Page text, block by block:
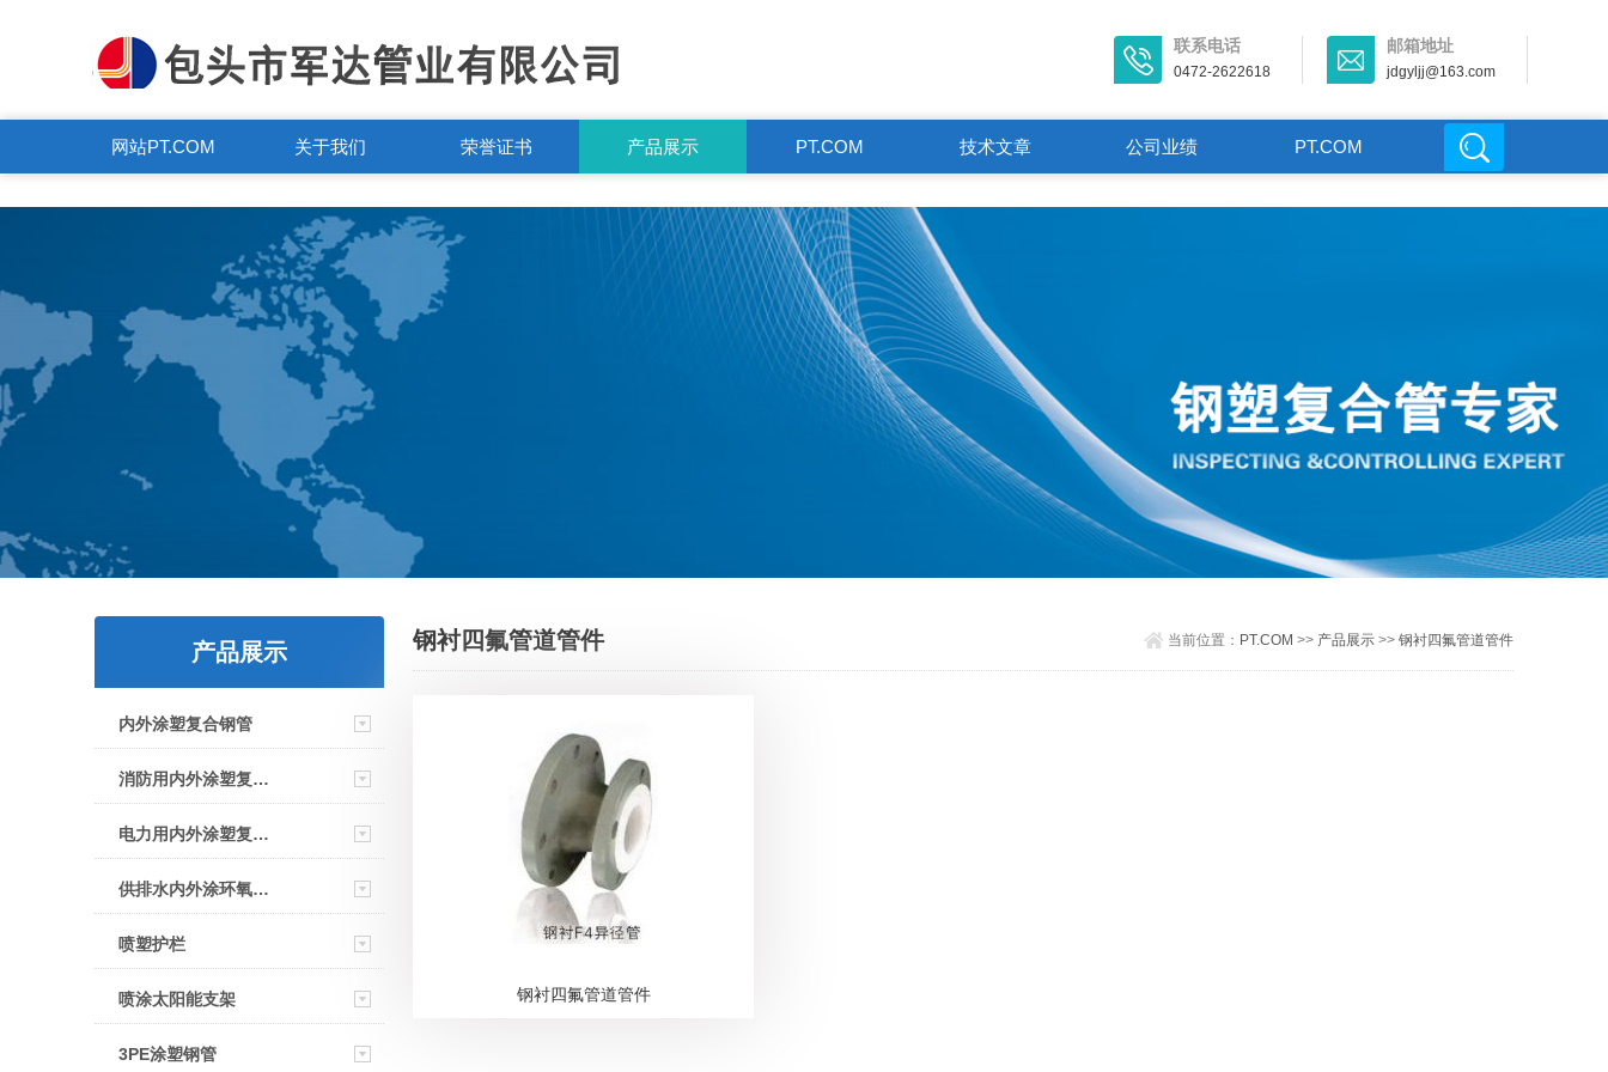
联系电话
0472-2622618
邮箱地址
jdgyljj@163.com
网站PT.COM 关于我们 荣誉证书 产品展示 PT.COM 技术文章 公司业绩 PT.COM
产品展示
内外涂塑复合钢管
消防用内外涂塑复合钢管
电力用内外涂塑复合钢管
供排水内外涂环氧复合钢管
喷塑护栏
喷涂太阳能支架
3PE涂塑钢管
钢衬四氟管道管件 当前位置： PT.COM >> 产品展示>> 钢衬四氟管道管件
钢衬四氟管道管件